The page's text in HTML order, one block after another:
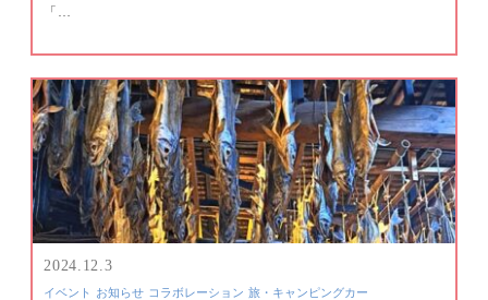
「…
2024.12.3
イベント お知らせ コラボレーション 旅・キャンピングカー